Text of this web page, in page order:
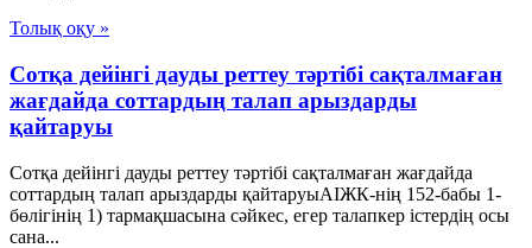
Толық оқу »
Сотқа дейінгі дауды реттеу тәртібі сақталмаған
жағдайда соттардың талап арыздарды
қайтаруы
Сотқа дейінгі дауды реттеу тәртібі сақталмаған жағдайда
соттардың талап арыздарды қайтаруыАІЖК-нің 152-бабы 1-
бөлігінің 1) тармақшасына сәйкес, егер талапкер істердің осы
сана...